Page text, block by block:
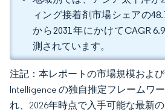
ィング接着剤市場シェアの
から2031年にかけてCAGR
測されています。
注記：本レポートの市場規模およ
Intelligence の独自推定フレームワ
れ、2026年時点で入手可能な最新